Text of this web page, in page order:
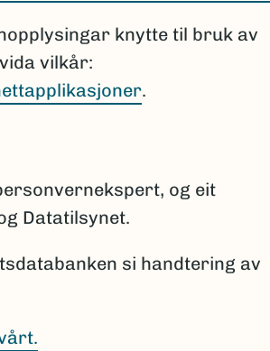
knytte til bruk av
vilkår:
.
og eit
Datatilsynet.
si handtering av